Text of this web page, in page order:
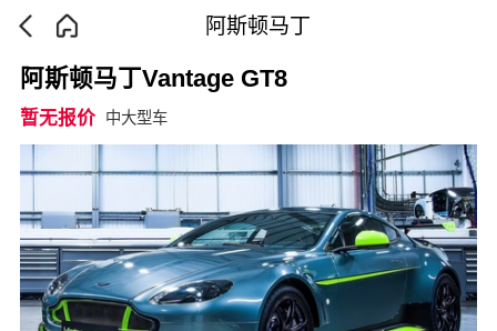
阿斯顿马丁
阿斯顿马丁Vantage GT8
暂无报价 中大型车